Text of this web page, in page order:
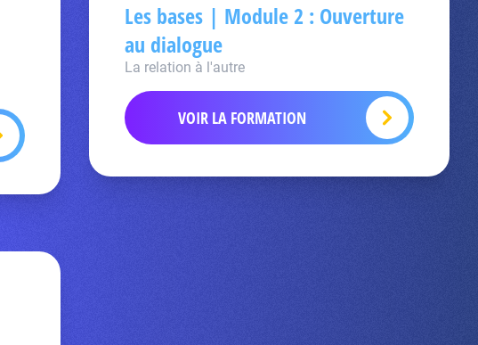
Les bases | Module 2 : Ouverture
au dialogue
La relation à l'autre
VOIR LA FORMATION